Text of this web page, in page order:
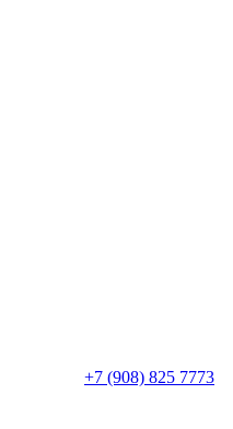
+7 (908) 825 7773